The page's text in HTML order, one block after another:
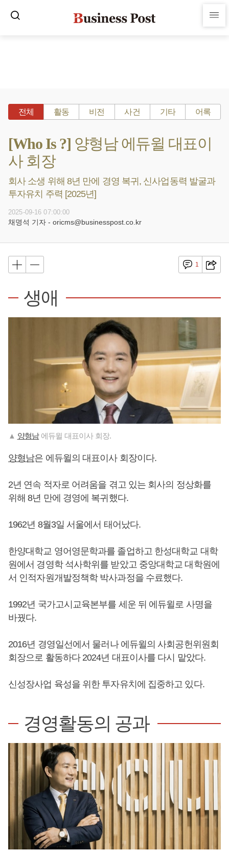
전체 활동 비전 사건 기타 어록
[Who Is ?] 양형남 에듀윌 대표이
사 회장
회사 소생 위해 8년 만에 경영 복귀, 신사업동력 발굴과
투자유치 주력 [2025년]
2025-09-16 07:00:00
채명석 기자 - oricms@businesspost.co.kr
1
생애
▲ 양형남에듀윌 대표이사 회장.
양형남은 에듀윌의 대표이사 회장이다.
2년 연속 적자로 어려움을 겪고 있는 회사의 정상화를
위해 8년 만에 경영에 복귀했다.
1962년 8월3일 서울에서 태어났다.
한양대학교 영어영문학과를 졸업하고 한성대학교 대학
원에서 경영학 석사학위를 받았고 중앙대학교 대학원에
서 인적자원개발정책학 박사과정을 수료했다.
1992년 국가고시교육본부를 세운 뒤 에듀윌로 사명을
바꿨다.
2016년 경영일선에서 물러나 에듀윌의 사회공헌위원회
회장으로 활동하다 2024년 대표이사를 다시 맡았다.
신성장사업 육성을 위한 투자유치에 집중하고 있다.
경영활동의 공과